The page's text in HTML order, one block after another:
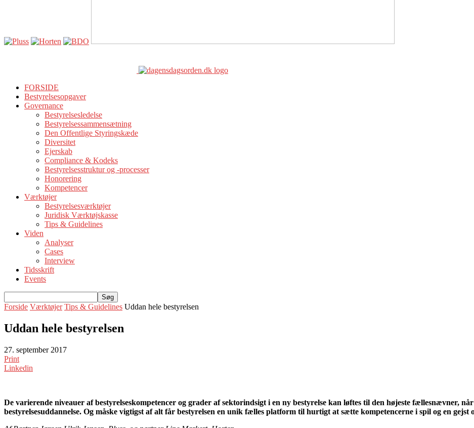
FORSIDE
Bestyrelsesopgaver
Governance
Bestyrelsesledelse
Bestyrelsessammensætning
Den Offentlige Styringskæde
Diversitet
Ejerskab
Compliance & Kodeks
Bestyrelsesstruktur og -processer
Honorering
Kompetencer
Værktøjer
Bestyrelsesværktøjer
Juridisk Værktøjskasse
Tips & Guidelines
Viden
Analyser
Cases
Interview
Tidsskrift
Events
Forside Værktøjer Tips & Guidelines Uddan hele bestyrelsen
Uddan hele bestyrelsen
27. september 2017
Print
Linkedin
De varierende niveauer af bestyrelseskompetencer og grader af sektorindsigt i en ny bestyrelse kan løftes til den højeste fællesnævner,
bestyrelsesuddannelse. Og måske vigtigst af alt får bestyrelsen en unik fælles platform til hurtigt at sætte kompetencerne i spil og en gejst